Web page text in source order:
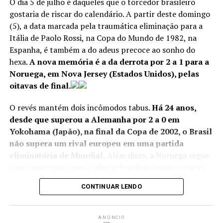
Argentina – New York/New Jersey Stadium, East
Rutherford, New Jersey, U.S. – July 19, 2026 Spain’s
Rodri lifts the trophy with teammates after winning the
World Cup REUTERS/Kai Pfaffenbach –
gostaria de riscar do calendário. A partir deste domingo
(5), a data marcada pela traumática eliminação para a
Itália de Paolo Rossi, na Copa do Mundo de 1982, na
Espanha, é também a do adeus precoce ao sonho do
hexa.A nova memória é a da derrota por 2 a 1 para a
Noruega, em Nova Jersey (Estados Unidos), pelas
oitavas de final.
O revés mantém dois incômodos tabus.Há 24 anos,
desde que superou a Alemanha por 2 a 0 em
Yokohama (Japão), na final da Copa de 2002, o Brasil
não supera um rival europeu em uma partida
eliminatória de Mundial.
Além disso, a Noruega segue
na história. Agora, são três derrotas e dois empates.
mais uma vez, decisivo. Autor do gol da classificação
CONTINUAR LENDO
ANÚNCIO